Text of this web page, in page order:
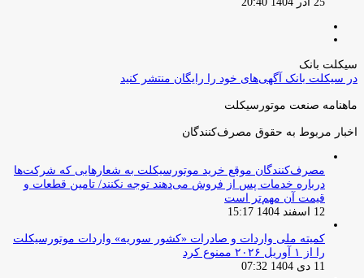
سیکلت بانک
در سیکلت بانک آگهی‌های خود را رایگان منتشر کنید
ماهنامه صنعت موتورسیکلت
اخبار مربوط به حقوق مصرف‌کنندگان
مصرف‌کنندگان موقع خرید موتورسیکلت به شعارهایی که شرکت‌ها
درباره خدمات پس از فروش می‌دهند توجه نکنند/ تامین قطعات و
قیمت آن مهم‌تر است
12 اسفند 1404 15:17
کمیته ملی واردات و صادرات «کشور سوریه» واردات موتورسیکلت
را از ۱ آوریل ۲۰۲۶ ممنوع کرد
11 دی 1404 07:32